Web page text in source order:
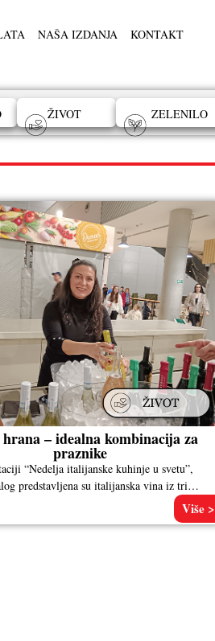
NAŠA IZDANJA KONTAKT
ŽIVOT ZELENILO
– idealna kombinacija za
praznike
“Nedelja italijanske kuhinje u svetu”,
predstavljena su italijanska vina iz tri
Više >